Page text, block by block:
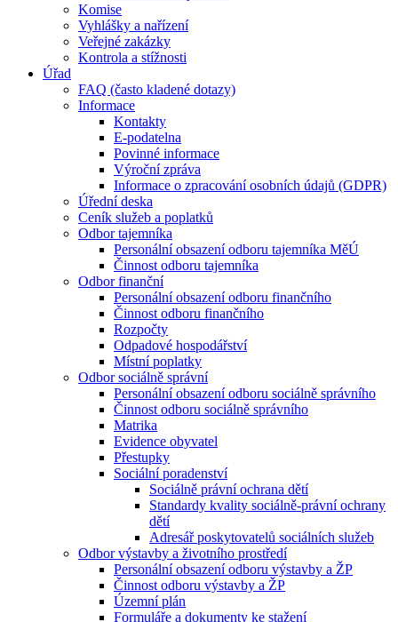
Komise
Vyhlášky a nařízení
Veřejné zakázky
Kontrola a stížnosti
Úřad
FAQ (často kladené dotazy)
Informace
Kontakty
E-podatelna
Povinné informace
Výroční zpráva
Informace o zpracování osobních údajů (GDPR)
Úřední deska
Ceník služeb a poplatků
Odbor tajemníka
Personální obsazení odboru tajemníka MěÚ
Činnost odboru tajemníka
Odbor finanční
Personální obsazení odboru finančního
Činnost odboru finančního
Rozpočty
Odpadové hospodářství
Místní poplatky
Odbor sociálně správní
Personální obsazení odboru sociálně správního
Činnost odboru sociálně správního
Matrika
Evidence obyvatel
Přestupky
Sociální poradenství
Sociálně právní ochrana dětí
Standardy kvality sociálně-právní ochrany
dětí
Adresář poskytovatelů sociálních služeb
Odbor výstavby a životního prostředí
Personální obsazení odboru výstavby a ŽP
Činnost odboru výstavby a ŽP
Územní plán
Formuláře a dokumenty ke stažení